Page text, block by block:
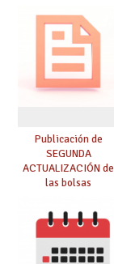
Publicación de
SEGUNDA
ACTUALIZACIÓN de
las bolsas
Cuerpo de Maestros
de especialidades
convocadas a
oposición